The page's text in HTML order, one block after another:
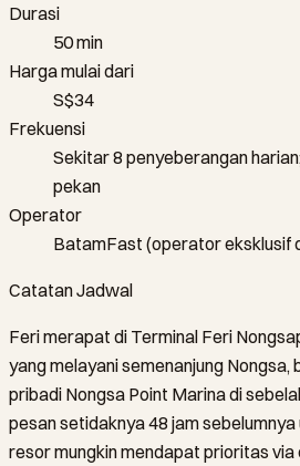
Durasi
50 min
Harga mulai dari
S$34
Frekuensi
Sekitar 8 penyeberangan
pekan
Operator
BatamFast (operator eksklusif
Catatan Jadwal
Feri merapat di Terminal Feri
yang melayani semenanjung
pribadi Nongsa Point Marina di
pesan setidaknya 48 jam sebelumnya
resor mungkin mendapat prioritas